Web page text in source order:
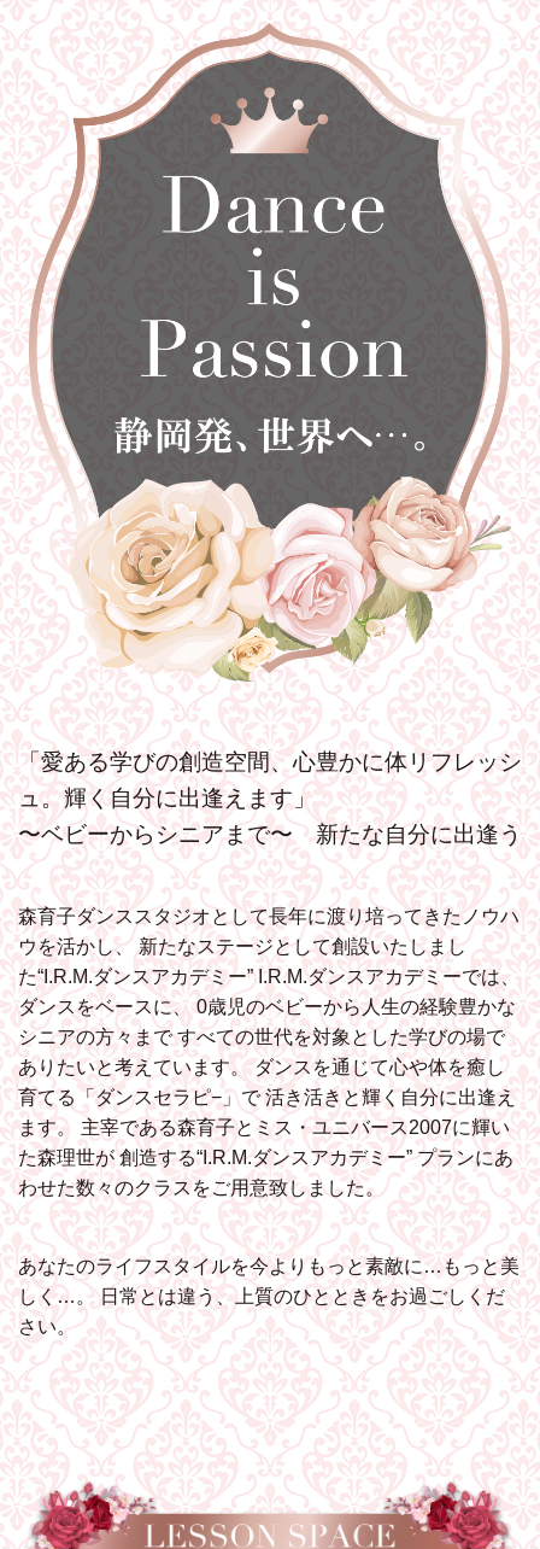
「愛ある学びの創造空間、心豊かに体リフレッシ
ュ。輝く自分に出逢えます」
〜ベビーからシニアまで〜 新たな自分に出逢う
森育子ダンススタジオとして長年に渡り培ってきたノウハ
ウを活かし、 新たなステージとして創設いたしまし
た“I.R.M.ダンスアカデミー”I.R.M.ダンスアカデミーでは、
ダンスをベースに、0歳児のベビーから人生の経験豊かな
シニアの方々まですべての世代を対象とした学びの場で
ありたいと考えています。 ダンスを通じて心や体を癒し
育てる「ダンスセラピ−」で活き活きと輝く自分に出逢え
ます。
主宰である森育子とミス・ユニバース2007に輝い
た森理世が創造する“I.R.M.ダンスアカデミー”プランにあ
わせた数々のクラスをご用意致しました。
あなたのライフスタイルを今よりもっと素敵に…もっと美
しく…。日常とは違う、上質のひとときをお過ごしくだ
さい。